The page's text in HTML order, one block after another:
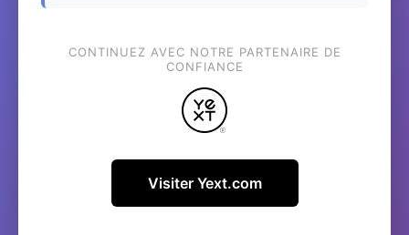
CONTINUEZ AVEC NOTRE PARTENAIRE DE
CONFIANCE
Visiter Yext.com